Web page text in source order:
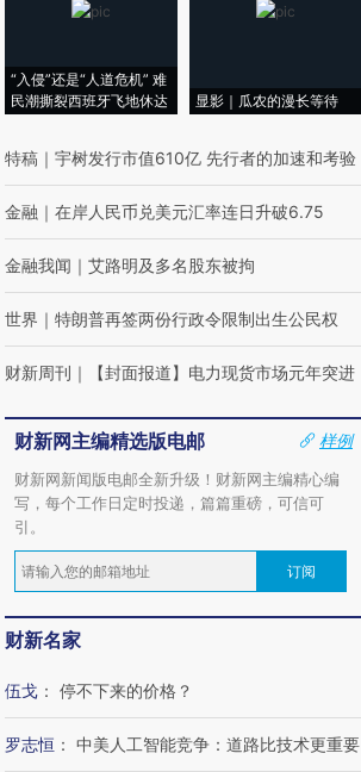
“入侵”还是“人道危机” 难
民潮撕裂西班牙飞地休达
显影｜瓜农的漫长等待
特稿 ｜ 宇树发行市值610亿 先行者的加速和考验
金融 ｜ 在岸人民币兑美元汇率连日升破6.75
金融我闻 ｜ 艾路明及多名股东被拘
世界 ｜ 特朗普再签两份行政令限制出生公民权
财新周刊 ｜ 【封面报道】电力现货市场元年突进
财新网主编精选版电邮
样例
财新网新闻版电邮全新升级！财新网主编精心编
写，每个工作日定时投递，篇篇重磅，可信可
引。
订阅
财新名家
伍戈 ： 停不下来的价格？
罗志恒 ： 中美人工智能竞争：道路比技术更重要